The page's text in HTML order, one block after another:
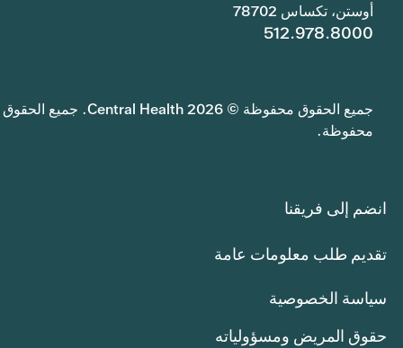
أوستن، تكساس 78702
512.978.8000
جميع الحقوق محفوظة © 2026 Central Health. جميع الحقوق
محفوظة.
انضم إلى فريقنا
تقديم طلب معلومات عامة
سياسة الخصوصية
حقوق المريض ومسؤولياته